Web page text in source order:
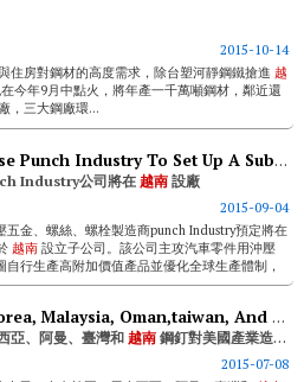
2015-10-14
住房對鋼材的高度需求，除台塑河靜鋼鐵搶進 越
今年9月中點火，將年產一千萬噸鋼材，鄰近還
，三大鋼廠環...
Japanese Punch Industry To Set Up A Subsidiary In Vietnam
Industry公司將在越南設廠
2015-09-04
五金、螺絲、螺栓製造商punch Industry預定將在
越南設立子公司。該公司主攻汽車零件用沖壓
自行生產高附加價值產品並優化全球生產體制，
在...
Certain Steel Nails From Korea, Malaysia, Oman,taiwan, And Vietnam Injure U.s. Industry, Says Usitc
亞、阿曼、臺灣和越南鋼釘對美國產業造成實質損害
2015-07-08